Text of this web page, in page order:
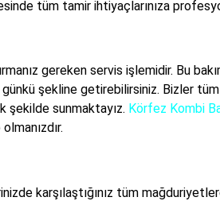
tüm tamir ihtiyaçlarınıza
gereken servis işlemidir. Bu
günkü şekline getirebilirsiniz. Bizler
şekilde sunmaktayız. Körfez Kombi
karşılaştığınız tüm